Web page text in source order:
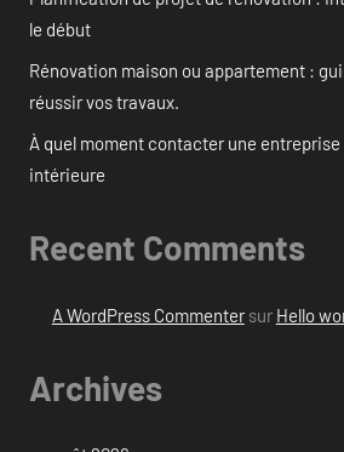
le début
Rénovation maison ou appartement :
réussir vos travaux.
À quel moment contacter une
intérieure
Recent Comments
A WordPress Commentersur Hello
Archives